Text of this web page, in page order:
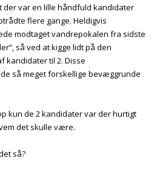
der var en lille håndfuld kandidater
flere gange. Heldigvis
modtaget vandrepokalen fra sidste
så ved at kigge lidt på den
kandidater til 2. Disse
så meget forskellige bevæggrunde
kun de 2 kandidater var der hurtigt
det skulle være.
så?